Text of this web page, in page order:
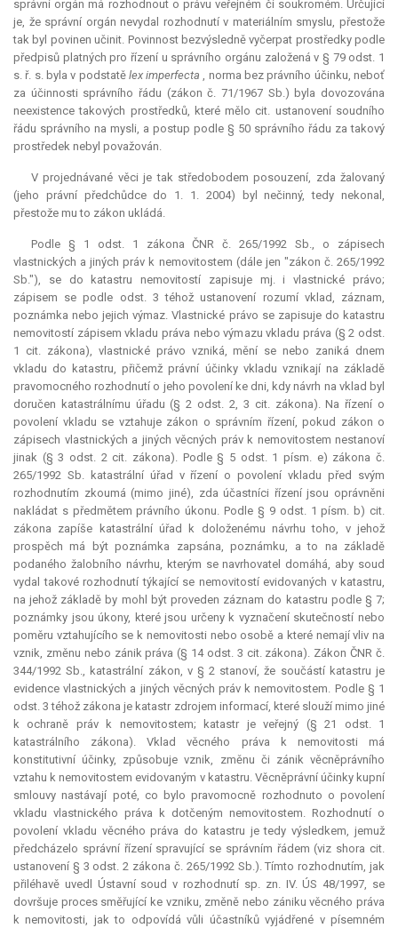
správní orgán má rozhodnout o právu veřejném či soukromém. Určující
je, že správní orgán nevydal rozhodnutí v materiálním smyslu, přestože
tak byl povinen učinit. Povinnost bezvýsledně vyčerpat prostředky podle
předpisů platných pro řízení u správního orgánu založená v § 79 odst. 1
s. ř. s. byla v podstatě lex imperfecta , norma bez právního účinku, neboť
za účinnosti správního řádu (zákon č. 71/1967 Sb.) byla dovozována
neexistence takových prostředků, které mělo cit. ustanovení soudního
řádu správního na mysli, a postup podle § 50 správního řádu za takový
prostředek nebyl považován.
V projednávané věci je tak středobodem posouzení, zda žalovaný
(jeho právní předchůdce do 1. 1. 2004) byl nečinný, tedy nekonal,
přestože mu to zákon ukládá.
Podle § 1 odst. 1 zákona ČNR č. 265/1992 Sb., o zápisech
vlastnických a jiných práv k nemovitostem (dále jen "zákon č. 265/1992
Sb."), se do katastru nemovitostí zapisuje mj. i vlastnické právo;
zápisem se podle odst. 3 téhož ustanovení rozumí vklad, záznam,
poznámka nebo jejich výmaz. Vlastnické právo se zapisuje do katastru
nemovitostí zápisem vkladu práva nebo výmazu vkladu práva (§ 2 odst.
1 cit. zákona), vlastnické právo vzniká, mění se nebo zaniká dnem
vkladu do katastru, přičemž právní účinky vkladu vznikají na základě
pravomocného rozhodnutí o jeho povolení ke dni, kdy návrh na vklad byl
doručen katastrálnímu úřadu (§ 2 odst. 2, 3 cit. zákona). Na řízení o
povolení vkladu se vztahuje zákon o správním řízení, pokud zákon o
zápisech vlastnických a jiných věcných práv k nemovitostem nestanoví
jinak (§ 3 odst. 2 cit. zákona). Podle § 5 odst. 1 písm. e) zákona č.
265/1992 Sb. katastrální úřad v řízení o povolení vkladu před svým
rozhodnutím zkoumá (mimo jiné), zda účastníci řízení jsou oprávněni
nakládat s předmětem právního úkonu. Podle § 9 odst. 1 písm. b) cit.
zákona zapíše katastrální úřad k doloženému návrhu toho, v jehož
prospěch má být poznámka zapsána, poznámku, a to na základě
podaného žalobního návrhu, kterým se navrhovatel domáhá, aby soud
vydal takové rozhodnutí týkající se nemovitostí evidovaných v katastru,
na jehož základě by mohl být proveden záznam do katastru podle § 7;
poznámky jsou úkony, které jsou určeny k vyznačení skutečností nebo
poměru vztahujícího se k nemovitosti nebo osobě a které nemají vliv na
vznik, změnu nebo zánik práva (§ 14 odst. 3 cit. zákona). Zákon ČNR č.
344/1992 Sb., katastrální zákon, v § 2 stanoví, že součástí katastru je
evidence vlastnických a jiných věcných práv k nemovitostem. Podle § 1
odst. 3 téhož zákona je katastr zdrojem informací, které slouží mimo jiné
k ochraně práv k nemovitostem; katastr je veřejný (§ 21 odst. 1
katastrálního zákona). Vklad věcného práva k nemovitosti má
konstitutivní účinky, způsobuje vznik, změnu či zánik věcněprávního
vztahu k nemovitostem evidovaným v katastru. Věcněprávní účinky kupní
smlouvy nastávají poté, co bylo pravomocně rozhodnuto o povolení
vkladu vlastnického práva k dotčeným nemovitostem. Rozhodnutí o
povolení vkladu věcného práva do katastru je tedy výsledkem, jemuž
předcházelo správní řízení spravující se správním řádem (viz shora cit.
ustanovení § 3 odst. 2 zákona č. 265/1992 Sb.). Tímto rozhodnutím, jak
přiléhavě uvedl Ústavní soud v rozhodnutí sp. zn. IV. ÚS 48/1997, se
dovršuje proces směřující ke vzniku, změně nebo zániku věcného práva
k nemovitosti, jak to odpovídá vůli účastníků vyjádřené v písemném